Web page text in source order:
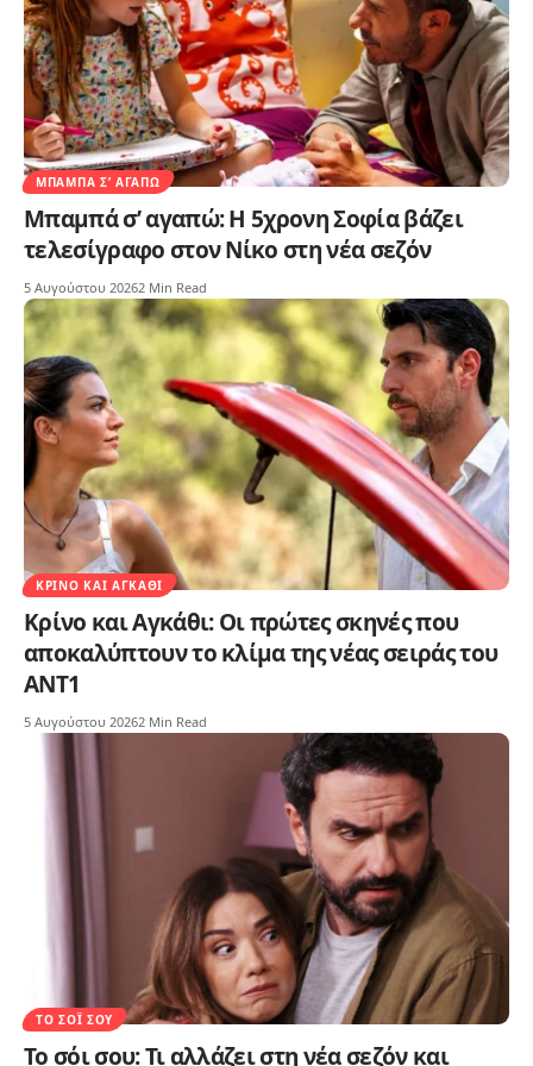
ΜΠΑΜΠΆ Σ’ ΑΓΑΠΏ
Μπαμπά σ’ αγαπώ: Η 5χρονη Σοφία βάζει
τελεσίγραφο στον Νίκο στη νέα σεζόν
5 Αυγούστου 20262 Min Read
ΚΡΊΝΟ ΚΑΙ ΑΓΚΆΘΙ
Κρίνο και Αγκάθι: Οι πρώτες σκηνές που
αποκαλύπτουν το κλίμα της νέας σειράς του
ΑΝΤ1
5 Αυγούστου 20262 Min Read
ΤΟ ΣΌΙ ΣΟΥ
Το σόι σου: Τι αλλάζει στη νέα σεζόν και